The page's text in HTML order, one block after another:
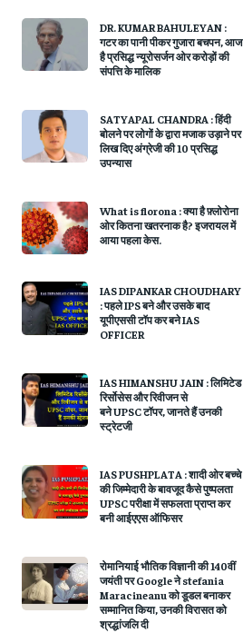
DR. KUMAR BAHULEYAN :
गटर का पानी पीकर गुजारा बचपन, आज
है प्रसिद्ध न्यूरोसर्जन ओर करोड़ों की
संपत्ति के मालिक
SATYAPAL CHANDRA : हिंदी
बोलने पर लोगों के द्वारा मजाक उड़ाने पर
लिख दिए अंग्रेजी की 10 प्रसिद्ध
उपन्यास
What is florona : क्या है फ़्लोरोना
ओर कितना खतरनाक है? इजरायल में
आया पहला केस.
IAS DIPANKAR CHOUDHARY
: पहले IPS बने और उसके बाद
यूपीएससी टॉप कर बने IAS
OFFICER
IAS HIMANSHU JAIN : लिमिटेड
रिर्सोसेस और रिवीजन से
बने UPSC टॉपर, जानते हैं उनकी
स्ट्रेटजी
IAS PUSHPLATA : शादी ओर बच्चे
की जिम्मेदारी के बावजूद कैसे पुष्पलता
UPSC परीक्षा में सफलता प्राप्त कर
बनी आईएएस ऑफिसर
रोमानियाई भौतिक विज्ञानी की 140वीं
जयंती पर Google ने stefania
Maracineanu को डूडल बनाकर
सम्मानित किया, उनकी विरासत को
श्रद्धांजलि दी